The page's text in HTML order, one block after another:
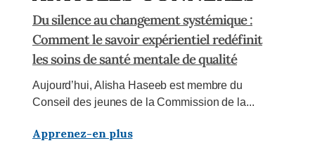
Du silence au changement systémique :
Comment le savoir expérientiel redéfinit
les soins de santé mentale de qualité
Aujourd’hui, Alisha Haseeb est membre du
Conseil des jeunes de la Commission de la...
Apprenez-en plus